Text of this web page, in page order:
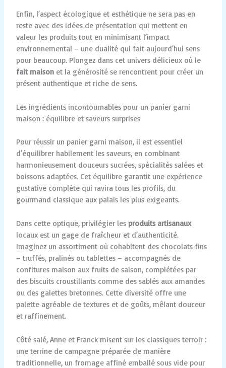
Enfin, l’aspect écologique et esthétique ne sera pas en
reste avec des idées de présentation qui mettent en
valeur les produits tout en minimisant l’impact
environnemental – une dualité qui fait aujourd’hui sens
pour beaucoup. Plongez dans cet univers délicieux où le
fait maison et la générosité se rencontrent pour créer un
présent authentique et riche de sens.
Les ingrédients incontournables pour un panier garni
maison : équilibre et saveurs surprises
Pour réussir un panier garni maison, il est essentiel
d’équilibrer habilement les saveurs, en combinant
harmonieusement douceurs sucrées, spécialités salées et
boissons adaptées. Cet équilibre garantit une expérience
gustative complète qui ravira tous les profils, du
gourmand classique aux palais les plus exigeants.
Dans cette optique, privilégier lesproduits artisanaux
locaux est un gage de fraîcheur et d’authenticité.
Imaginez un assortiment où cohabitent des chocolats fins
– truffés, pralinés ou tablettes – accompagnés de
confitures maison aux fruits de saison, complétées par
des biscuits croustillants comme des sablés aux amandes
ou des galettes bretonnes. Cette diversité offre une
palette agréable de textures et de goûts, mêlant douceur
et raffinement.
Côté salé, Anne et Franck misent sur les classiques terroir :
une terrine de campagne préparée de manière
traditionnelle, un fromage affiné emballé sous vide pour